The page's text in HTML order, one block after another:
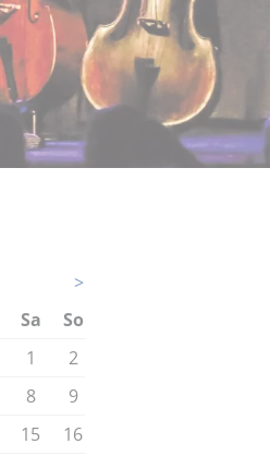
>
Sa
So
1
2
8
9
15
16